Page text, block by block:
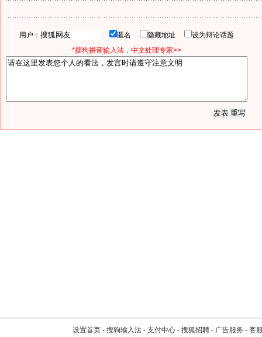
用户： 匿名 隐藏地址
设为辩论话题
*搜狗拼音输入法，中文处理专家>>
设置首页 - 搜狗输入法 - 支付中心 - 搜狐招聘 - 广告服务 - 客